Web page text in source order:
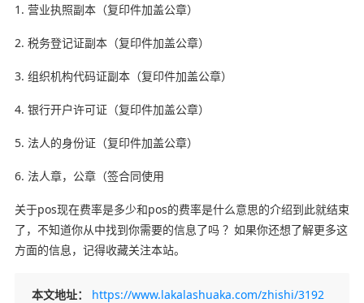
1. 营业执照副本（复印件加盖公章）
2. 税务登记证副本（复印件加盖公章）
3. 组织机构代码证副本（复印件加盖公章）
4. 银行开户许可证（复印件加盖公章）
5. 法人的身份证（复印件加盖公章）
6. 法人章，公章（签合同使用
关于pos现在费率是多少和pos的费率是什么意思的介绍到此就结束
了，不知道你从中找到你需要的信息了吗 ？如果你还想了解更多这
方面的信息，记得收藏关注本站。
本文地址：
https://www.lakalashuaka.com/zhishi/3192